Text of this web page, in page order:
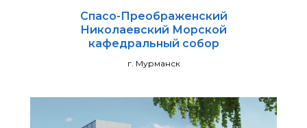
Спасо-Преображенский
Николаевский Морской
кафедральный собор
г. Мурманск